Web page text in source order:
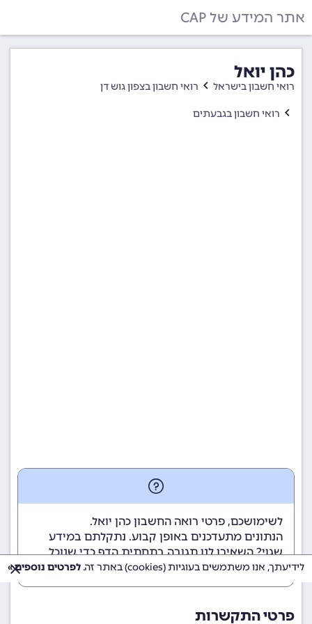
אתר המידע של CAP
כהן יואל
רואי חשבון בישראל רואי חשבון בצפון גוש דן
רואי חשבון בגבעתים
לשימושכם, פרטי רואה החשבון כהן יואל.
הנתונים מתעדכנים באופן קבוע. נתקלתם במידע
שגוי? השאירו לנו תגובה בתחתית הדף כדי שנוכל
לטפל בבעיה בהקדם.
פרטי התקשרות
לידיעתך, אנו משתמשים בעוגיות (cookies) באתר זה. לפרטים נוספים »